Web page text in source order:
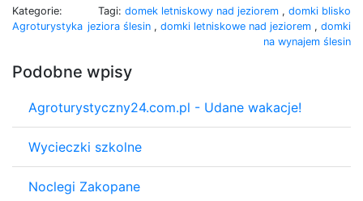
Kategorie:
Agroturystyka
Tagi: domek letniskowy nad jeziorem , domki blisko
jeziora ślesin , domki letniskowe nad jeziorem , domki
na wynajem ślesin
Podobne wpisy
Agroturystyczny24.com.pl - Udane wakacje!
Wycieczki szkolne
Noclegi Zakopane